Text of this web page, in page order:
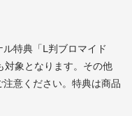
特典「L判ブロマイド
対象となります。その他
意ください。特典は商品